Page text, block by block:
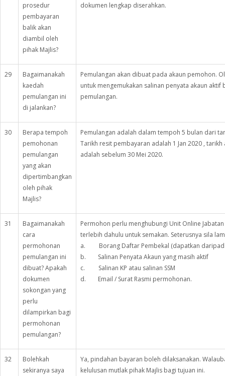
prosedur
pembayaran
balik akan
diambil oleh
pihak Majlis?
dokumen lengkap diserahkan.
29
Bagaimanakah
kaedah
pemulangan ini
di jalankan?
Pemulangan akan dibuat pada akaun pemohon.
untuk mengemukakan salinan penyata akaun
pemulangan.
30
Berapa tempoh
pemohonan
pemulangan
yang akan
dipertimbangkan
oleh pihak
Majlis?
Pemulangan adalah dalam tempoh 5 bulan dari
Tarikh resit pembayaran adalah 1 Jan 2020 ,
adalah sebelum 30 Mei 2020.
31
Bagaimanakah
cara
permohonan
pemulangan ini
dibuat? Apakah
dokumen
sokongan yang
perlu
dilampirkan bagi
permohonan
pemulangan?
Permohon perlu menghubungi Unit Online
terlebih dahulu untuk semakan. Seterusnya sila
a. Borang Daftar Pembekal (dapatkan
b. Salinan Penyata Akaun yang masih aktif
c. Salinan KP atau salinan SSM
d. Email / Surat Rasmi permohonan.
32
Bolehkah
sekiranya saya
Ya, pindahan bayaran boleh dilaksanakan.
kelulusan mutlak pihak Majlis bagi tujuan ini.